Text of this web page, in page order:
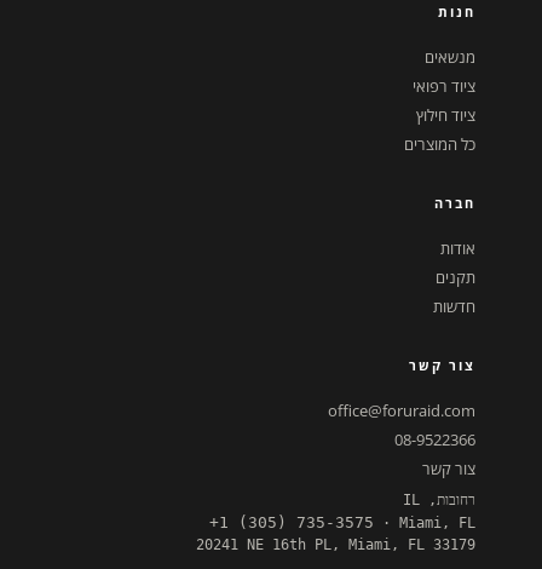
חנות
מנשאים
ציוד רפואי
ציוד חילוץ
כל המוצרים
חברה
אודות
תקנים
חדשות
צור קשר
office@foruraid.com
08-9522366
צור קשר
רחובות, IL
+1 (305) 735-3575 · Miami, FL
20241 NE 16th PL, Miami, FL 33179